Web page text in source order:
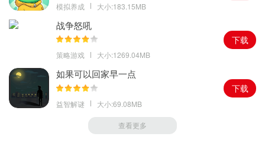
模拟养成 大小:183.15MB
战争怒吼
策略游戏 大小:1269.04MB
下载
如果可以回家早一点
益智解谜 大小:69.08MB
下载
查看更多